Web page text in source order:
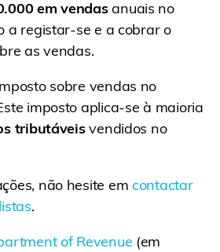
em vendasanuais no
a registar-se e a cobrar o
as vendas.
sobre vendas no
imposto aplica-se à maioria
tributáveisvendidos no
não hesite emcontactar
.
of Revenue (em